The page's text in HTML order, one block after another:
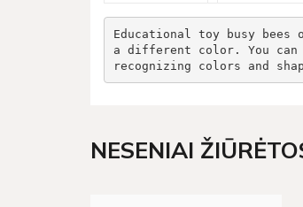
Educational toy busy
a different color. You can
recognizing colors and
NESENIAI